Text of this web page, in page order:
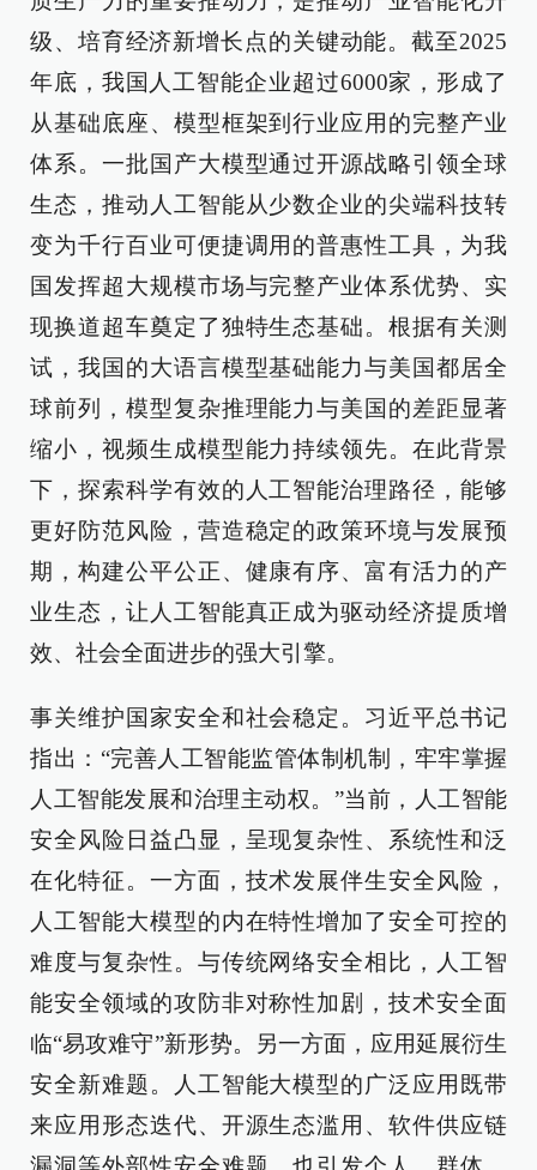
级、培育经济新增长点的关键动能。截至2025
年底，我国人工智能企业超过6000家，形成了
从基础底座、模型框架到行业应用的完整产业
体系。一批国产大模型通过开源战略引领全球
生态，推动人工智能从少数企业的尖端科技转
变为千行百业可便捷调用的普惠性工具，为我
国发挥超大规模市场与完整产业体系优势、实
现换道超车奠定了独特生态基础。根据有关测
试，我国的大语言模型基础能力与美国都居全
球前列，模型复杂推理能力与美国的差距显著
缩小，视频生成模型能力持续领先。在此背景
下，探索科学有效的人工智能治理路径，能够
更好防范风险，营造稳定的政策环境与发展预
期，构建公平公正、健康有序、富有活力的产
业生态，让人工智能真正成为驱动经济提质增
效、社会全面进步的强大引擎。
事关维护国家安全和社会稳定。习近平总书记
指出：“完善人工智能监管体制机制，牢牢掌握
人工智能发展和治理主动权。”当前，人工智能
安全风险日益凸显，呈现复杂性、系统性和泛
在化特征。一方面，技术发展伴生安全风险，
人工智能大模型的内在特性增加了安全可控的
难度与复杂性。与传统网络安全相比，人工智
能安全领域的攻防非对称性加剧，技术安全面
临“易攻难守”新形势。另一方面，应用延展衍生
安全新难题。人工智能大模型的广泛应用既带
来应用形态迭代、开源生态滥用、软件供应链